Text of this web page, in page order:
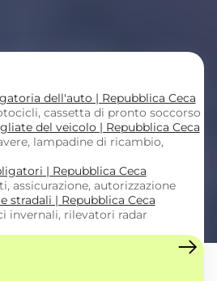
dell'auto | Repubblica Ceca
cassetta di pronto soccorso
del veicolo | Repubblica Ceca
lampadine di ricambio,
| Repubblica Ceca
assicurazione, autorizzazione
stradali | Repubblica Ceca
invernali, rilevatori radar